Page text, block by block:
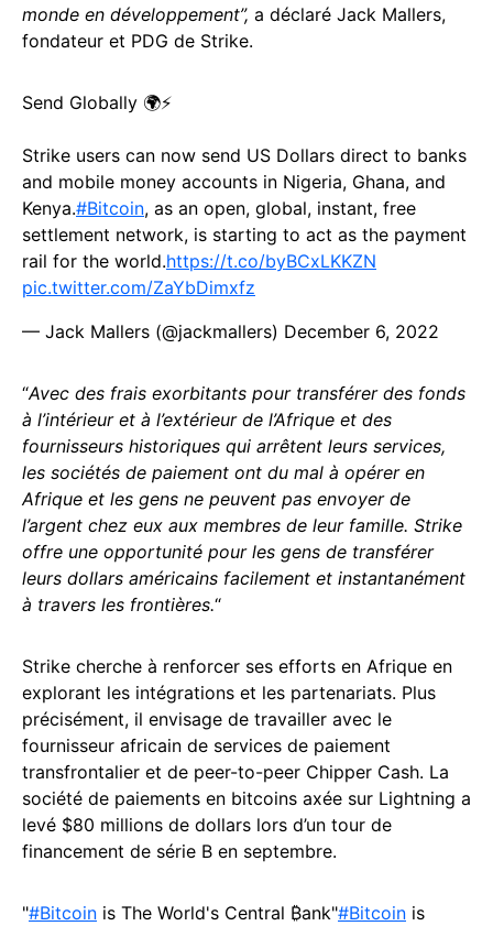
monde en développement”, a déclaré Jack Mallers,
fondateur et PDG de Strike.
Send Globally 🌍⚡️
Strike users can now send US Dollars direct to banks
and mobile money accounts in Nigeria, Ghana, and
Kenya.#Bitcoin, as an open, global, instant, free
settlement network, is starting to act as the payment
rail for the world.https://t.co/byBCxLKKZN
pic.twitter.com/ZaYbDimxfz
— Jack Mallers (@jackmallers) December 6, 2022
“Avec des frais exorbitants pour transférer des fonds
à l’intérieur et à l’extérieur de l’Afrique et des
fournisseurs historiques qui arrêtent leurs services,
les sociétés de paiement ont du mal à opérer en
Afrique et les gens ne peuvent pas envoyer de
l’argent chez eux aux membres de leur famille. Strike
offre une opportunité pour les gens de transférer
leurs dollars américains facilement et instantanément
à travers les frontières.“
Strike cherche à renforcer ses efforts en Afrique en
explorant les intégrations et les partenariats. Plus
précisément, il envisage de travailler avec le
fournisseur africain de services de paiement
transfrontalier et de peer-to-peer Chipper Cash. La
société de paiements en bitcoins axée sur Lightning a
levé $80 millions de dollars lors d’un tour de
financement de série B en septembre.
"#Bitcoin is The World's Central ₿ank"#Bitcoin is